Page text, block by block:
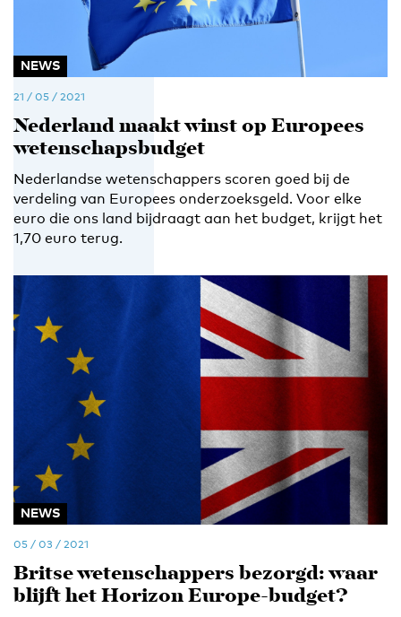
NEWS
21 / 05 / 2021
Nederland maakt winst op Europees
wetenschapsbudget
Nederlandse wetenschappers scoren goed bij de
verdeling van Europees onderzoeksgeld. Voor elke
euro die ons land bijdraagt aan het budget, krijgt het
1,70 euro terug.
NEWS
05 / 03 / 2021
Britse wetenschappers bezorgd: waar
blijft het Horizon Europe-budget?